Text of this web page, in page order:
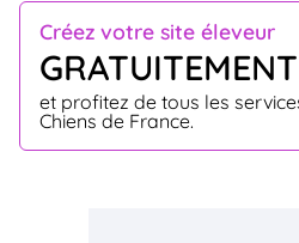
Créez votre site éleveur
GRATUITEMENT
et profitez de tous les
Chiens de France.